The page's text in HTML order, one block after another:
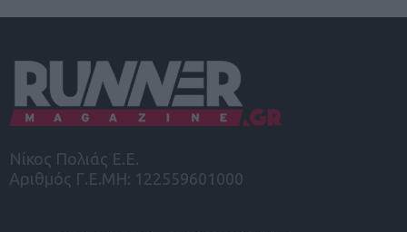
Νίκος Πολιάς Ε.Ε.
Αριθμός Γ.Ε.ΜΗ: 122559601000